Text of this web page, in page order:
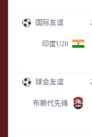
国际友谊
印度U20
球会友谊
布赖代先锋